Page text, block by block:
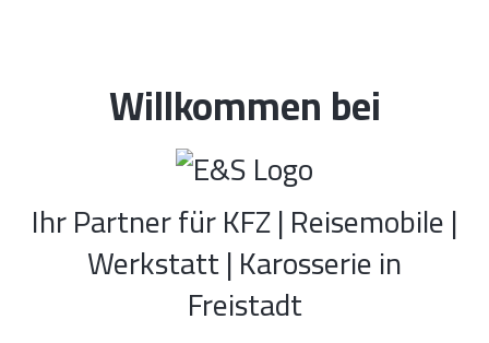
Willkommen bei
Ihr Partner für KFZ | Reisemobile |
Werkstatt | Karosserie in
Freistadt